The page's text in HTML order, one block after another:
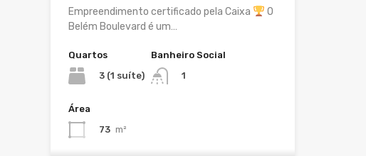
Empreendimento certificado pela Caixa
O
Belém Boulevard é um…
Quartos
3 (1 suíte)
Banheiro Social
1
Área
73 m²